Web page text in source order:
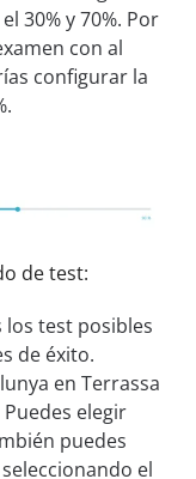
30% y 70%. Por
con al
configurar la
de test:
test posibles
de éxito.
en Terrassa
elegir
puedes
el